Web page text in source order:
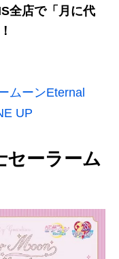
全店で「 月に代
ムーンEternal
UP
ーラーム